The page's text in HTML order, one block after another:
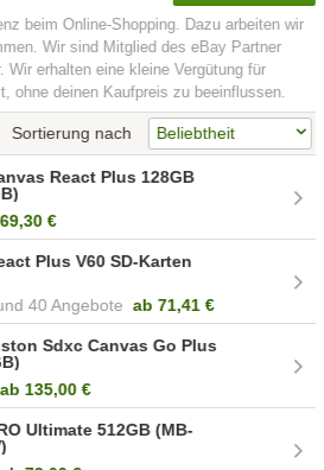
beim Online-Shopping. Dazu arbeiten wir
Wir sind Mitglied des eBay Partner
Wir erhalten eine kleine Vergütung für
ohne deinen Kaufpreis zu beeinflussen.
Sortierung nach
React Plus 128GB
€
Plus V60 SD-Karten
40 Angebote ab 71,41 €
Sdxc Canvas Go Plus
ab 135,00 €
Ultimate 512GB (MB-